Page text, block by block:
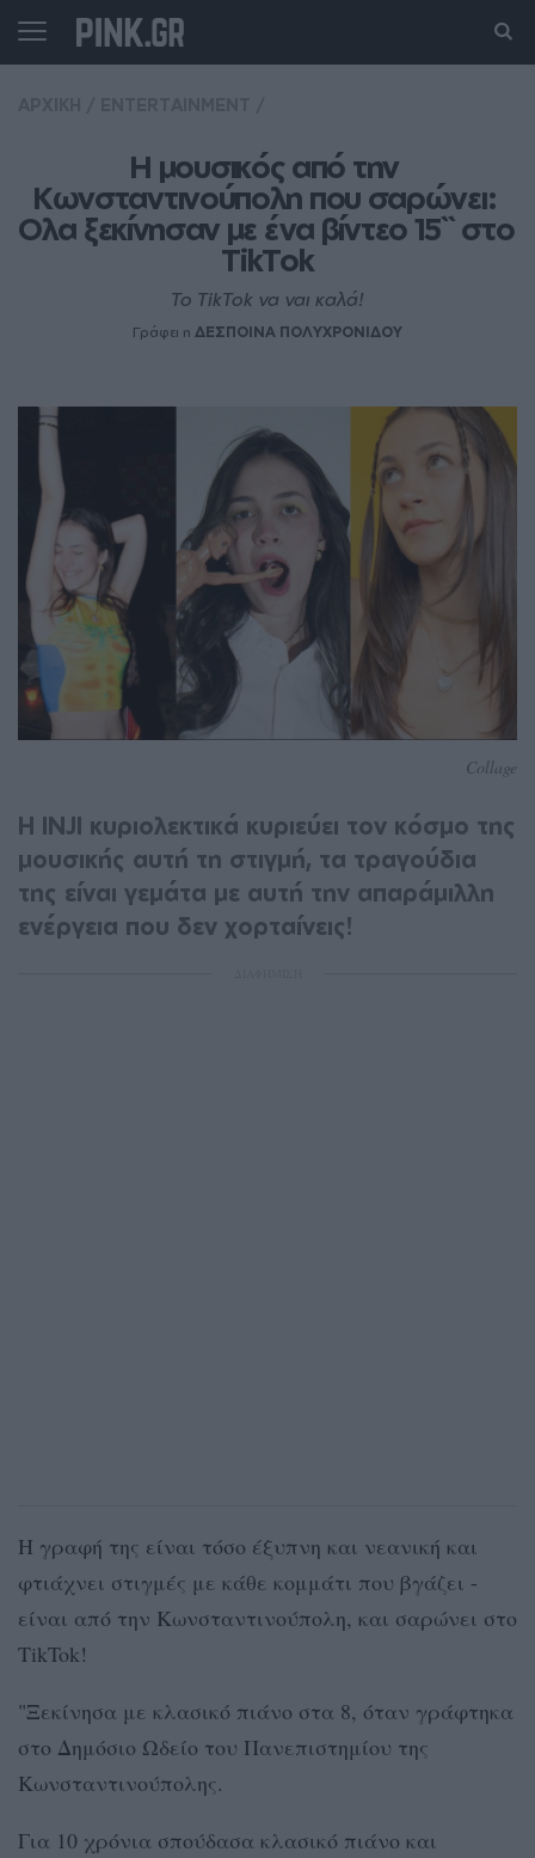
H μουσικός από την
Κωνσταντινούπολη που σαρώνει:
Oλα ξεκίνησαν με ένα βίντεο 15`` στο
TikTok
To TikTok να ναι καλά!
Γράφει η ΔΕΣΠΟΙΝΑ ΠΟΛΥΧΡΟΝΙΔΟΥ
Collage
Η INJI κυριολεκτικά κυριεύει τον κόσμο της
μουσικής αυτή τη στιγμή, τα τραγούδια
της είναι γεμάτα με αυτή την απαράμιλλη
ενέργεια που δεν χορταίνεις!
Η γραφή της είναι τόσο έξυπνη και νεανική και
φτιάχνει στιγμές με κάθε κομμάτι που βγάζει -
είναι από την Κωνσταντινούπολη, και σαρώνει στο
TikTok!
"Ξεκίνησα με κλασικό πιάνο στα 8, όταν γράφτηκα
στο Δημόσιο Ωδείο του Πανεπιστημίου της
Κωνσταντινούπολης.
Για 10 χρόνια σπούδασα κλασικό πιάνο και